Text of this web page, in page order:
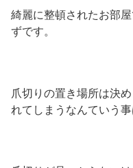
綺麗に整頓されたお部
ずです。
爪切りの置き場所は決
れてしまうなんていう